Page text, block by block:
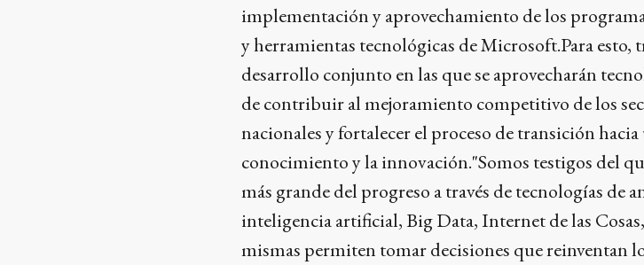
implementación y aprovechamiento de los
y herramientas tecnológicas de Microsoft.Para esto,
desarrollo conjunto en las que se aprovecharán
de contribuir al mejoramiento competitivo de los
nacionales y fortalecer el proceso de transición hacia
conocimiento y la innovación."Somos testigos del
más grande del progreso a través de tecnologías de
inteligencia artificial, Big Data, Internet de las
mismas permiten tomar decisiones que reinventan